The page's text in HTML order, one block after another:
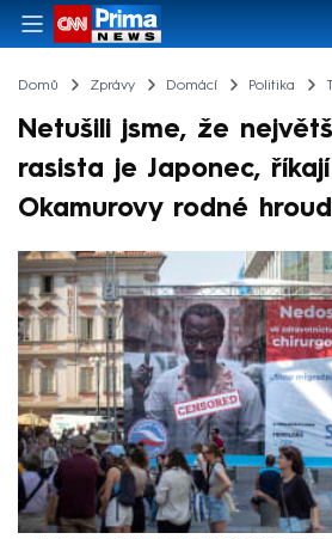
Domů Zprávy Domácí Politika
Netušili jsme, že
rasista je Japonec,
Okamurovy rodné